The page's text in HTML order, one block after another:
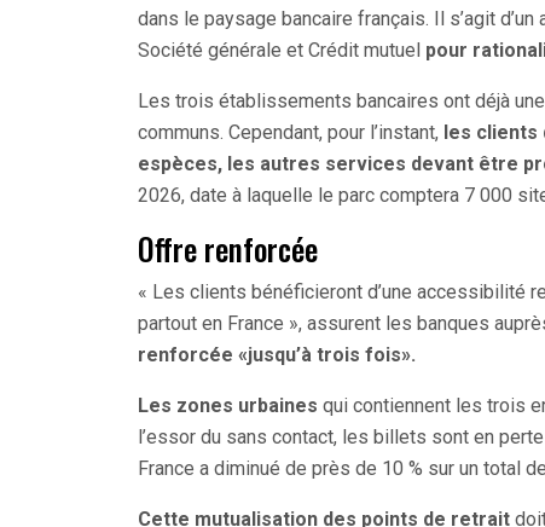
dans le paysage bancaire français. Il s’agit
Société générale et Crédit mutuel pour
Les trois établissements bancaires ont déjà
communs. Cependant, pour l’instant, les clients
espèces, les autres services devant être
2026, date à laquelle le parc comptera 7 000
Offre renforcée
« Les clients bénéficieront d’une accessibilité
partout en France », assurent les banques
renforcée «jusqu’à trois fois».
Les zones urbaines qui contiennent les trois
l’essor du sans contact, les billets sont en
France a diminué de près de 10 % sur un total
Cette mutualisation des points de retrait